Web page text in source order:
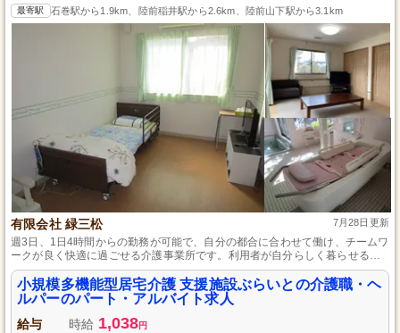
最寄駅 石巻駅から1.9km、陸前稲井駅から2.6km、陸前山下駅から3.1km
有限会社 緑三松 7月28日更新
週3日、1日4時間からの勤務が可能で、自分の都合に合わせて働け、チームワ
ークが良く快適に過ごせる介護事業所です。利用者が自分らしく暮らせるよ
うサポートし、食事から通院の介助までの業務を一手に担います。
小規模多機能型居宅介護 支援施設ぶらいとの介護職・ヘ
ルパーのパート・アルバイト求人
給与 時給 1,038円